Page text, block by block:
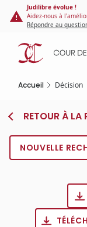
Panneau de gestion
contenu
principal
Judilibre évolue !
Aidez-nous à
Répondre au
Accueil Décision
RETOUR À LA
NOUVELLE